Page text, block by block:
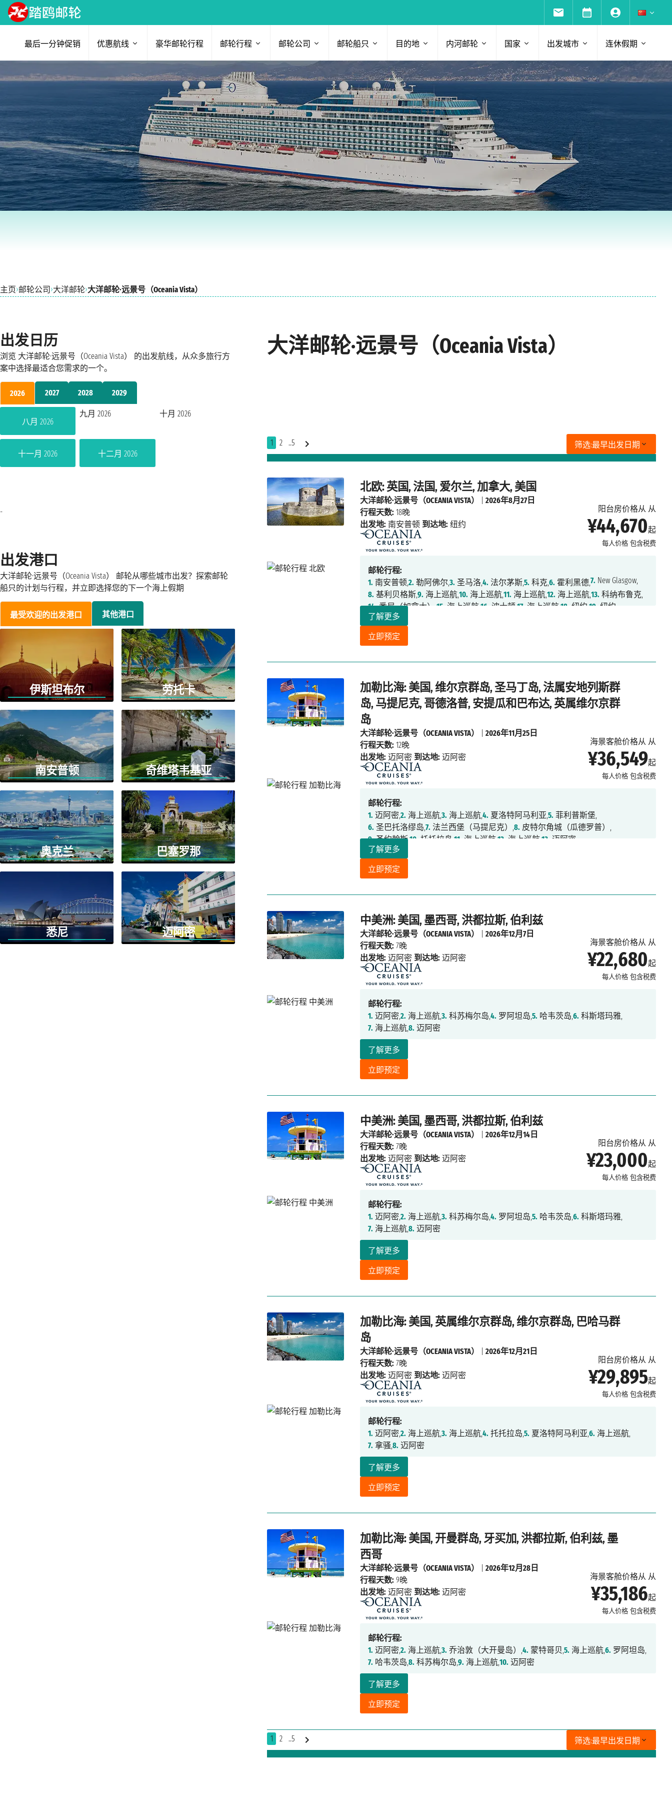
最后一分钟促销 优惠航线 豪华邮轮行程 邮轮行程 邮轮公司 邮轮船只 目的地 内河邮轮 国家 出发城市 连休假期
主页›邮轮公司 ›大洋邮轮›大洋邮轮·远景号（Oceania Vista）
大洋邮轮·远景号（Oceania Vista）
1 2 ..5 筛选:最早出发日期
北欧: 英国, 法国, 爱尔兰, 加拿大, 美国
阳台房价格从 从
¥44,670起
每人价格 包含税费
了解更多
立即预定
大洋邮轮·远景号（OCEANIA VISTA） |2026年8月27日
行程天数: 18晚
出发地: 南安普顿 到达地: 纽约
邮轮行程:
1. 南安普顿,2. 勒阿佛尔,3. 圣马洛,4. 法尔茅斯,5. 科克,6. 霍利黑德,7. New Glasgow,
8. 基利贝格斯,9. 海上巡航,10. 海上巡航,11. 海上巡航,12. 海上巡航,13. 科纳布鲁克,
14.悉尼（加拿大）,15. 海上巡航,16. 波士顿,17. 海上巡航,18. 纽约,19. 纽约
加勒比海: 美国, 维尔京群岛, 圣马丁岛, 法属安地列斯群
岛, 马提尼克, 哥德洛普, 安提瓜和巴布达, 英属维尔京群
岛
海景客舱价格从 从
¥36,549起
每人价格 包含税费
了解更多
立即预定
大洋邮轮·远景号（OCEANIA VISTA） |2026年11月25日
行程天数: 12晚
出发地: 迈阿密 到达地: 迈阿密
邮轮行程:
1. 迈阿密,2. 海上巡航,3. 海上巡航,4. 夏洛特阿马利亚,5. 菲利普斯堡,
6. 圣巴托洛缪岛,7. 法兰西堡（马提尼克）,8. 皮特尔角城（瓜德罗普）,
9.圣约翰斯,10. 托托拉岛,11. 海上巡航,12. 海上巡航,13. 迈阿密
中美洲: 美国, 墨西哥, 洪都拉斯, 伯利兹
海景客舱价格从 从
¥22,680起
每人价格 包含税费
了解更多
立即预定
大洋邮轮·远景号（OCEANIA VISTA） |2026年12月7日
行程天数: 7晚
出发地: 迈阿密 到达地: 迈阿密
邮轮行程:
1. 迈阿密,2. 海上巡航,3. 科苏梅尔岛,4. 罗阿坦岛,5. 哈韦茨岛,6. 科斯塔玛雅,
7. 海上巡航,8. 迈阿密
中美洲: 美国, 墨西哥, 洪都拉斯, 伯利兹
阳台房价格从 从
¥23,000起
每人价格 包含税费
了解更多
立即预定
大洋邮轮·远景号（OCEANIA VISTA） |2026年12月14日
行程天数: 7晚
出发地: 迈阿密 到达地: 迈阿密
邮轮行程:
1. 迈阿密,2. 海上巡航,3. 科苏梅尔岛,4. 罗阿坦岛,5. 哈韦茨岛,6. 科斯塔玛雅,
7. 海上巡航,8. 迈阿密
加勒比海: 美国, 英属维尔京群岛, 维尔京群岛, 巴哈马群
岛
阳台房价格从 从
¥29,895起
每人价格 包含税费
了解更多
立即预定
大洋邮轮·远景号（OCEANIA VISTA） |2026年12月21日
行程天数: 7晚
出发地: 迈阿密 到达地: 迈阿密
邮轮行程:
1. 迈阿密,2. 海上巡航,3. 海上巡航,4. 托托拉岛,5. 夏洛特阿马利亚,6. 海上巡航,
7. 拿骚,8. 迈阿密
加勒比海: 美国, 开曼群岛, 牙买加, 洪都拉斯, 伯利兹, 墨
西哥
海景客舱价格从 从
¥35,186起
每人价格 包含税费
了解更多
立即预定
大洋邮轮·远景号（OCEANIA VISTA） |2026年12月28日
行程天数: 9晚
出发地: 迈阿密 到达地: 迈阿密
邮轮行程:
1. 迈阿密,2. 海上巡航,3. 乔治敦（大开曼岛）,4. 蒙特哥贝,5. 海上巡航,6. 罗阿坦岛,
7. 哈韦茨岛,8. 科苏梅尔岛,9. 海上巡航,10. 迈阿密
1 2 ..5 筛选:最早出发日期
出发日历
浏览 大洋邮轮·远景号（Oceania Vista） 的出发航线，从众多旅行方
案中选择最适合您需求的一个。
2026 2027 2028 2029
八月 2026
九月 2026 十月 2026
十一月 2026 十二月 2026
出发港口
大洋邮轮·远景号（Oceania Vista） 邮轮从哪些城市出发？探索邮轮
船只的计划与行程，并立即选择您的下一个海上假期
最受欢迎的出发港口 其他港口
伊斯坦布尔 劳托卡
南安普顿 奇维塔韦基亚
奥克兰 巴塞罗那
悉尼 迈阿密
-